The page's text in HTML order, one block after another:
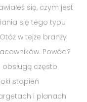
się, czym jest
się tego typu
w tejże branży
Powód?
często
stopień
i planach